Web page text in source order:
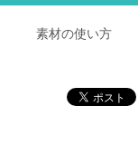
素材の使い方